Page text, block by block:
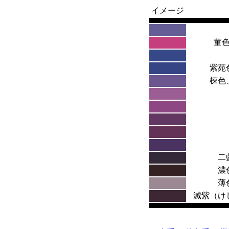
イメージ
菫
紫苑
楝色
二
濃
薄
滅紫（け